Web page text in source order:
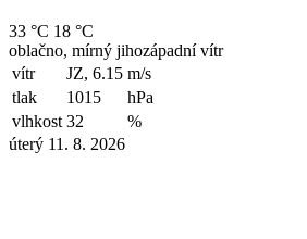
33 °C 18 °C
oblačno, mírný jihozápadní vítr
vítr
JZ, 6.15 m/s
tlak
1015
hPa
vlhkost 32
%
úterý 11. 8. 2026